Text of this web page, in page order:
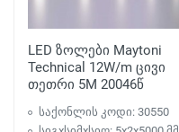
LED ზოლები Maytoni
Technical 12W/m ცივი
თეთრი 5M 20046წ
საქონლის კოდი: 30550